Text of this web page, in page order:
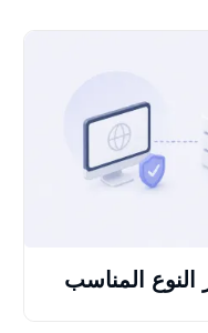
النوع المناسب